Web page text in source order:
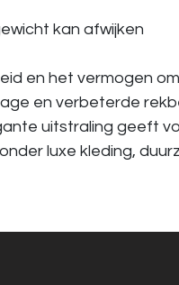
kan afwijken
en het vermogen
en verbeterde
uitstraling geeft
luxe kleding,